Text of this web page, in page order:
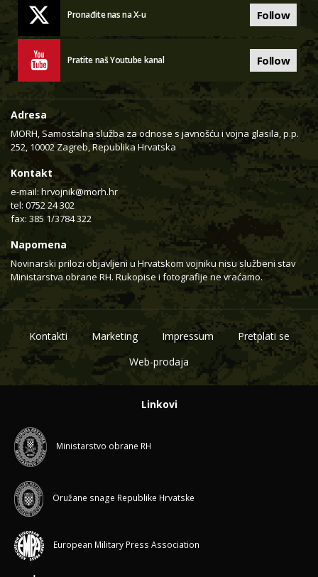
Pronađite nas na X-u Follow
Pratite naš Youtube kanal Follow
Adresa
MORH, Samostalna služba za odnose s javnošću i vojna glasila, p.p.
252, 10002 Zagreb, Republika Hrvatska
Kontakt
e-mail: hrvojnik@morh.hr
tel: 0752 24 302
fax: 385 1/3784 322
Napomena
Novinarski prilozi objavljeni u Hrvatskom vojniku nisu službeni stav
Ministarstva obrane RH. Rukopise i fotografije ne vraćamo.
Kontakti Marketing Impressum
Pretplati se
Web-prodaja
Linkovi
Ministarstvo obrane RH
Oružane snage Republike Hrvatske
European Military Press Association